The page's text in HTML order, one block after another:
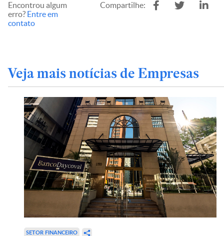
Encontrou algum
erro? Entre em
contato
Compartilhe:
Veja mais notícias de Empresas
SETOR FINANCEIRO